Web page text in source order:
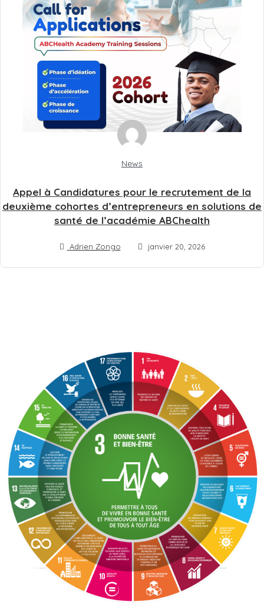
News
Appel à Candidatures pour le recrutement de la
deuxième cohortes d’entrepreneurs en solutions de
santé de l’académie ABChealth
Adrien Zongo janvier 20, 2026